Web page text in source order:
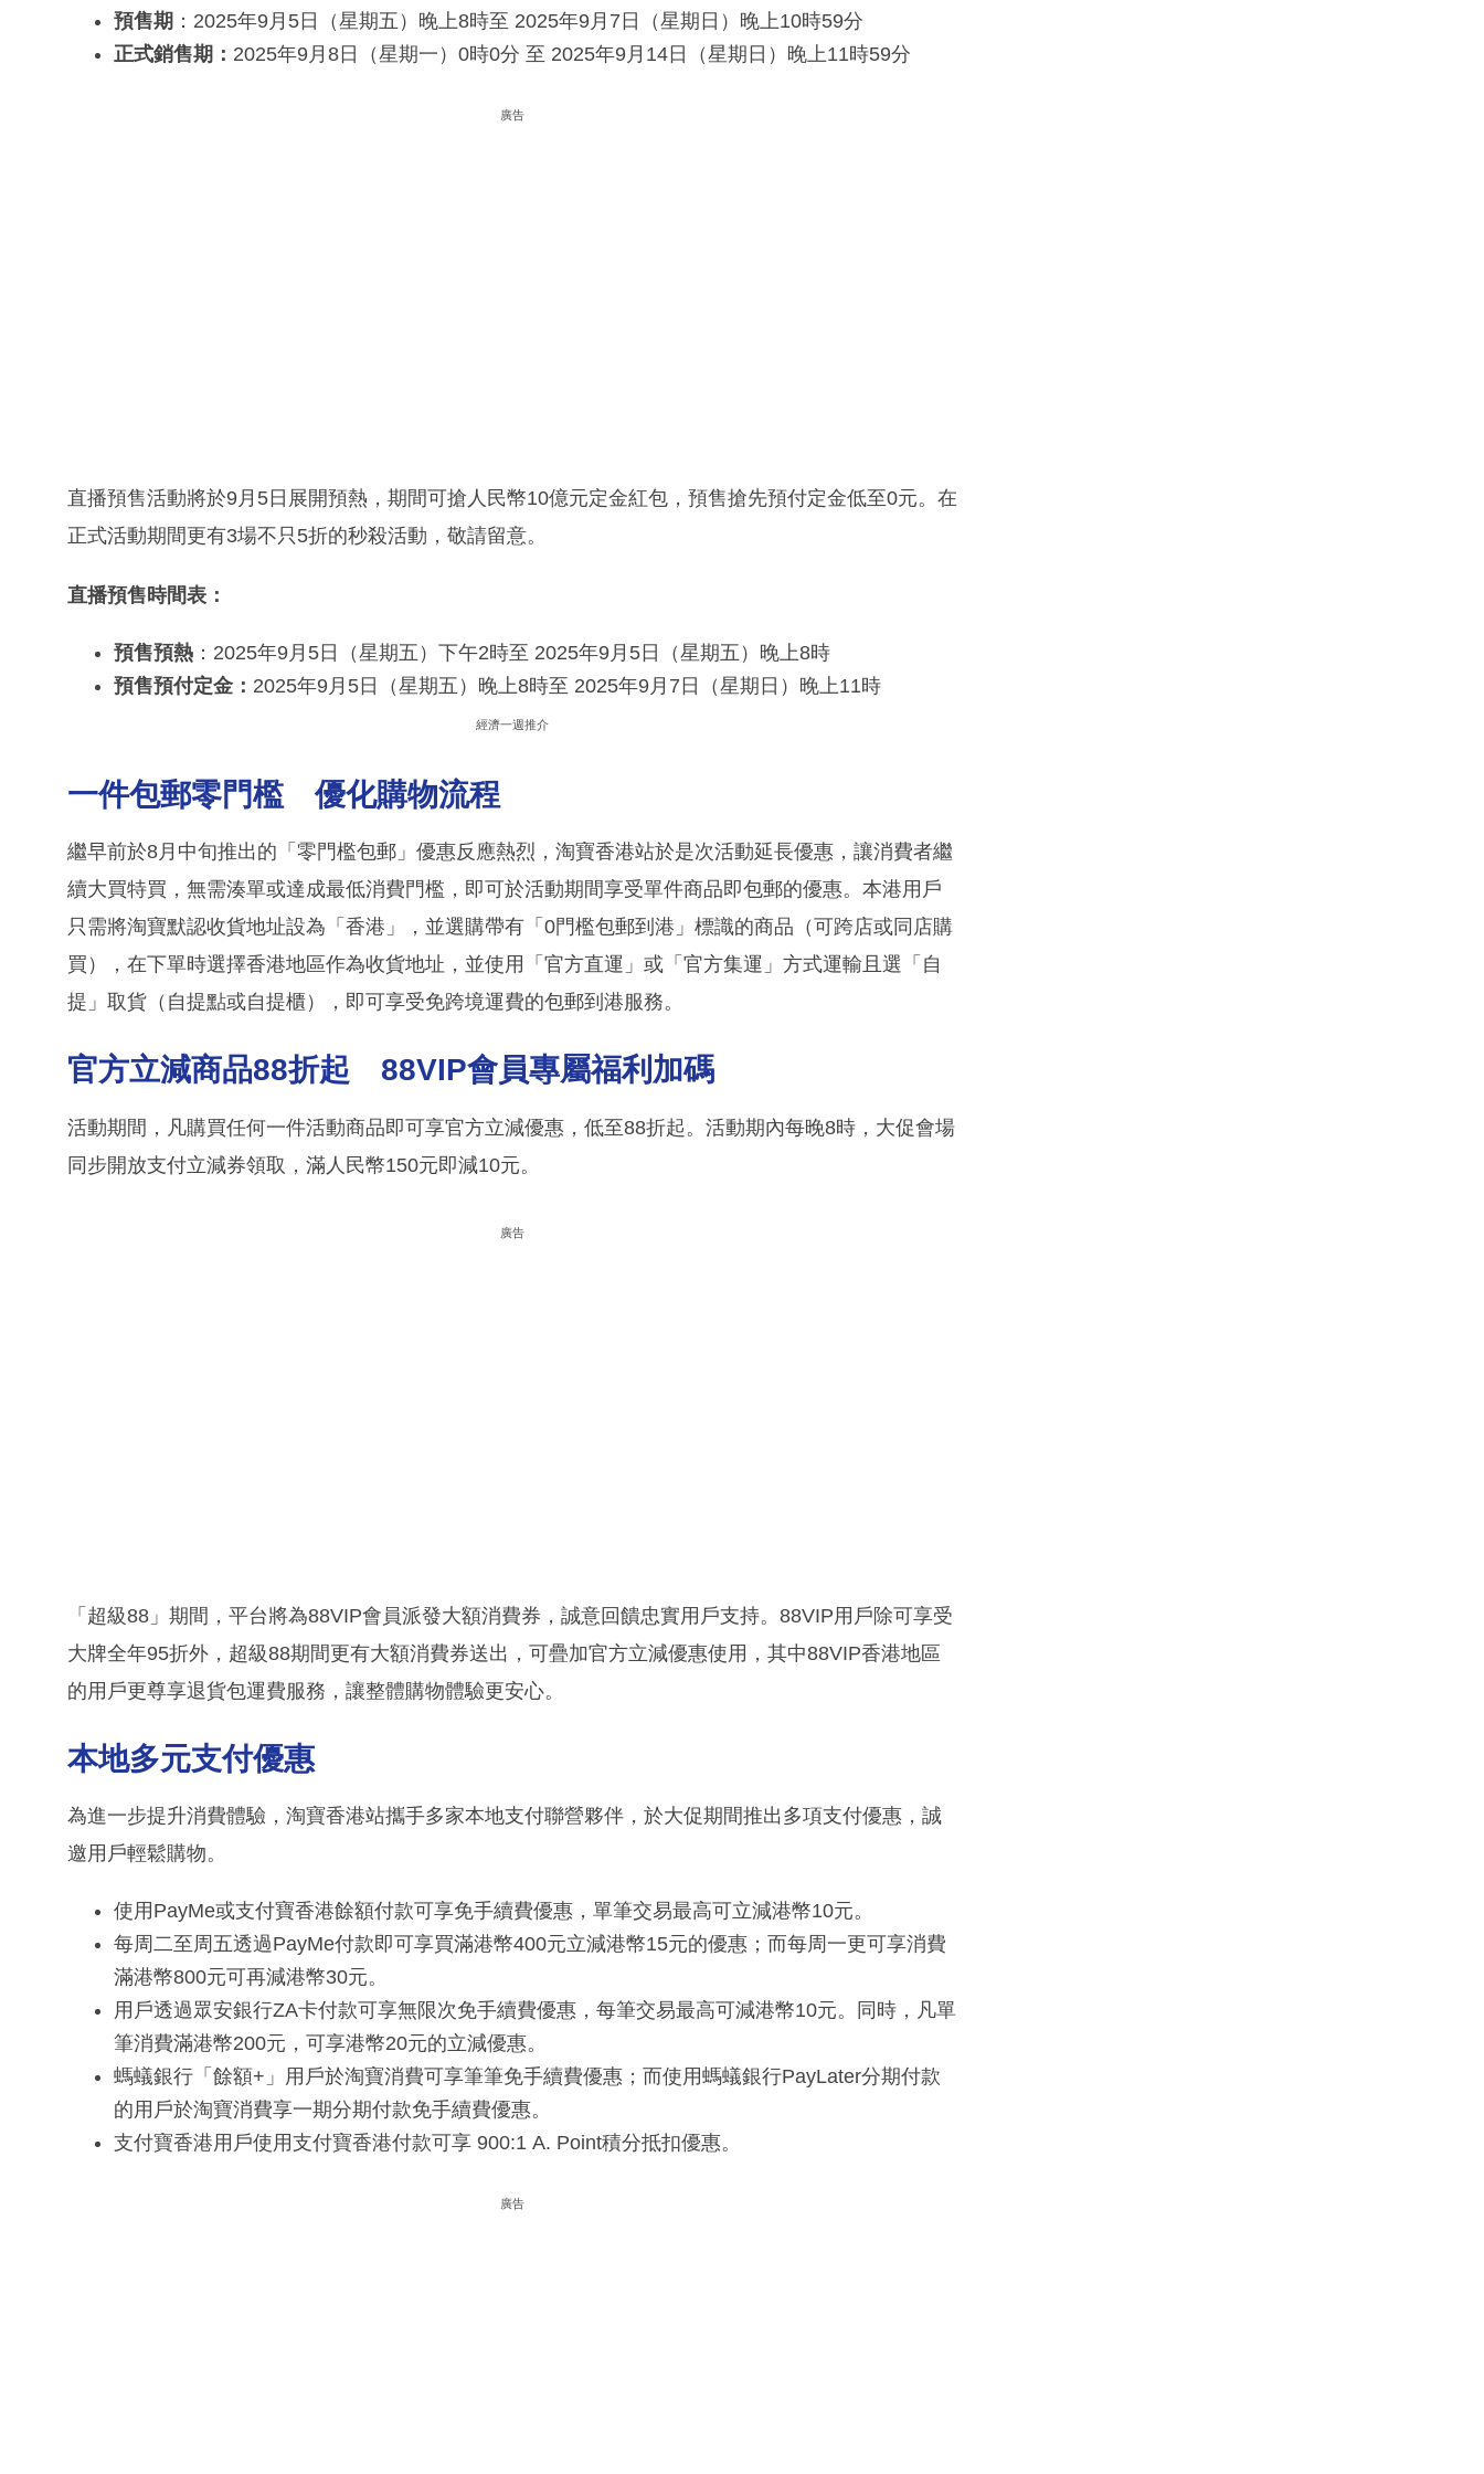
預售期 ：2025年9月5日（星期五）晚上8時至 2025年9月7日（星期日）晚上10時59分
正式銷售期： 2025年9月8日（星期一）0時0分 至 2025年9月14日（星期日）晚上11時59分
廣告
直播預售活動將於9月5日展開預熱，期間可搶人民幣10億元定金紅包，預售搶先預付定金低至0元。在
正式活動期間更有3場不只5折的秒殺活動，敬請留意。
直播預售時間表：
預售預熱 ：2025年9月5日（星期五）下午2時至 2025年9月5日（星期五）晚上8時
預售預付定金： 2025年9月5日（星期五）晚上8時至 2025年9月7日（星期日）晚上11時
經濟一週推介
一件包郵零門檻 優化購物流程
繼早前於8月中旬推出的「零門檻包郵」優惠反應熱烈，淘寶香港站於是次活動延長優惠，讓消費者繼
續大買特買，無需湊單或達成最低消費門檻，即可於活動期間享受單件商品即包郵的優惠。本港用戶
只需將淘寶默認收貨地址設為「香港」，並選購帶有「0門檻包郵到港」標識的商品（可跨店或同店購
買），在下單時選擇香港地區作為收貨地址，並使用「官方直運」或「官方集運」方式運輸且選「自
提」取貨（自提點或自提櫃），即可享受免跨境運費的包郵到港服務。
官方立減商品88折起 88VIP會員專屬福利加碼
活動期間，凡購買任何一件活動商品即可享官方立減優惠，低至88折起。活動期內每晚8時，大促會場
同步開放支付立減券領取，滿人民幣150元即減10元。
廣告
「超級88」期間，平台將為88VIP會員派發大額消費券，誠意回饋忠實用戶支持。88VIP用戶除可享受
大牌全年95折外，超級88期間更有大額消費券送出，可疊加官方立減優惠使用，其中88VIP香港地區
的用戶更尊享退貨包運費服務，讓整體購物體驗更安心。
本地多元支付優惠
為進一步提升消費體驗，淘寶香港站攜手多家本地支付聯營夥伴，於大促期間推出多項支付優惠，誠
邀用戶輕鬆購物。
使用PayMe或支付寶香港餘額付款可享免手續費優惠，單筆交易最高可立減港幣10元。
每周二至周五透過PayMe付款即可享買滿港幣400元立減港幣15元的優惠；而每周一更可享消費
滿港幣800元可再減港幣30元。
用戶透過眾安銀行ZA卡付款可享無限次免手續費優惠，每筆交易最高可減港幣10元。同時，凡單
筆消費滿港幣200元，可享港幣20元的立減優惠。
螞蟻銀行「餘額+」用戶於淘寶消費可享筆筆免手續費優惠；而使用螞蟻銀行PayLater分期付款
的用戶於淘寶消費享一期分期付款免手續費優惠。
支付寶香港用戶使用支付寶香港付款可享 900:1 A. Point積分抵扣優惠。
廣告